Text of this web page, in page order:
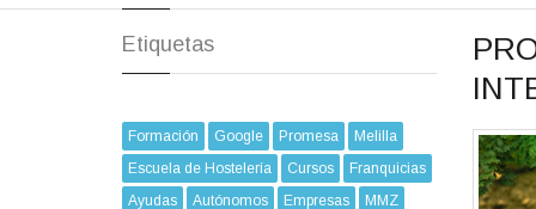
Etiquetas
Formación Google Promesa
Melilla
Escuela de Hostelería
Cursos
Franquicias
Ayudas
Autónomos Empresas
MMZ